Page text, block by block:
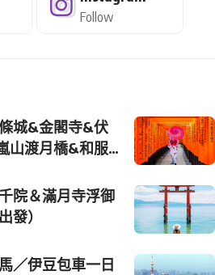
Follow
城&金閣寺&伏
山渡月橋&和服
都出發）
院＆滿月寺浮御
發）
／伊豆包車一日